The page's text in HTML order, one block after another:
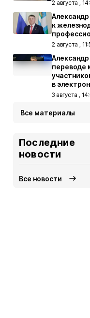
2 августа ,
к
2 августа ,
переводе
в
3 августа ,
Все материалы
Последние
новости
Все новости